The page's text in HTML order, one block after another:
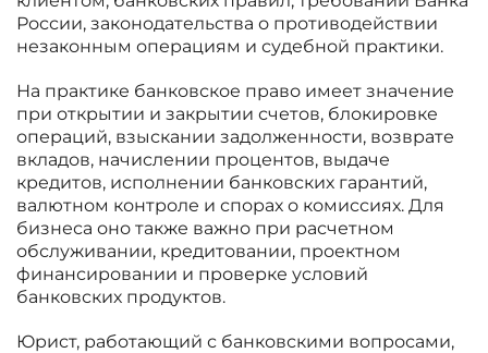
России, законодательства о противодействии
незаконным операциям и судебной практики.
На практике банковское право имеет значение
при открытии и закрытии счетов, блокировке
операций, взыскании задолженности, возврате
вкладов, начислении процентов, выдаче
кредитов, исполнении банковских гарантий,
валютном контроле и спорах о комиссиях. Для
бизнеса оно также важно при расчетном
обслуживании, кредитовании, проектном
финансировании и проверке условий
банковских продуктов.
Юрист, работающий с банковскими вопросами,